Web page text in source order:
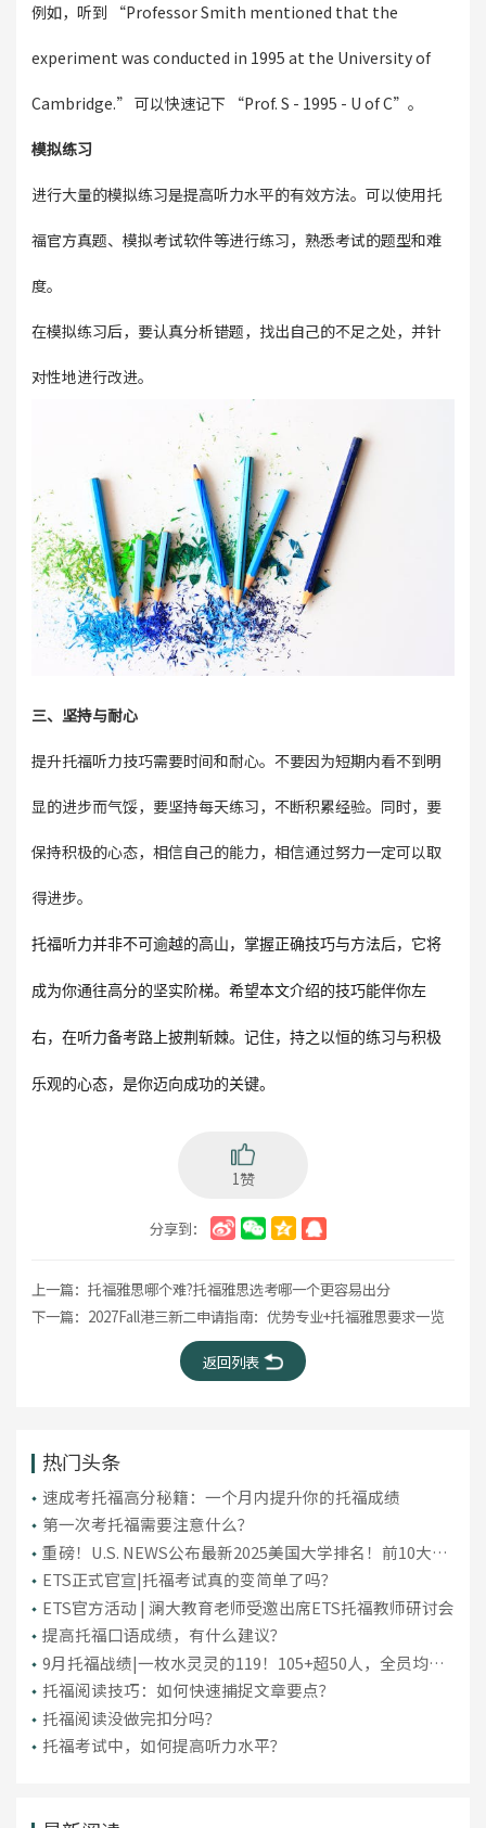
例如，听到 “Professor Smith mentioned that the
experiment was conducted in 1995 at the University of
Cambridge.” 可以快速记下 “Prof. S - 1995 - U of C”。
模拟练习
进行大量的模拟练习是提高听力水平的有效方法。可以使用托
福官方真题、模拟考试软件等进行练习，熟悉考试的题型和难
度。
在模拟练习后，要认真分析错题，找出自己的不足之处，并针
对性地进行改进。
三、坚持与耐心
提升托福听力技巧需要时间和耐心。不要因为短期内看不到明
显的进步而气馁，要坚持每天练习，不断积累经验。同时，要
保持积极的心态，相信自己的能力，相信通过努力一定可以取
得进步。
托福听力并非不可逾越的高山，掌握正确技巧与方法后，它将
成为你通往高分的坚实阶梯。希望本文介绍的技巧能伴你左
右，在听力备考路上披荆斩棘。记住，持之以恒的练习与积极
乐观的心态，是你迈向成功的关键。
1赞
分享到：
上一篇： 托福雅思哪个难?托福雅思选考哪一个更容易出分
下一篇： 2027Fall港三新二申请指南：优势专业+托福雅思要求一览
返回列表
热门头条
​速成考托福高分秘籍：一个月内提升你的托福成绩
第一次考托福需要注意什么？
重磅！U.S. NEWS公布最新2025美国大学排名！前10大洗
牌，纽大重回TOP30！
ETS正式官宣|托福考试真的变简单了吗？
ETS官方活动 | 澜大教育老师受邀出席ETS托福教师研讨会
提高托福口语成绩，有什么建议？
9月托福战绩|一枚水灵灵的119！105+超50人，全员均分
破百！
托福阅读技巧：如何快速捕捉文章要点？
托福阅读没做完扣分吗？
托福考试中，如何提高听力水平？